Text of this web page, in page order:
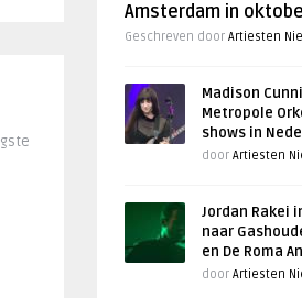
Amsterdam in
Geschreven door Artiesten
Madison
Metropole
shows in
door Artiesten
Jordan Rakei
naar
en De Roma
door Artiesten